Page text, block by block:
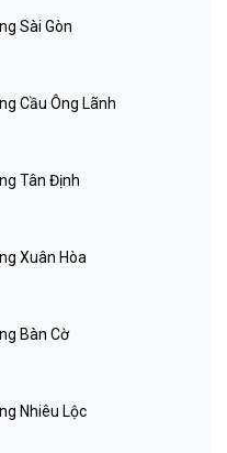
Sài Gòn
Cầu Ông Lãnh
Tân Định
Xuân Hòa
Bàn Cờ
Nhiêu Lộc